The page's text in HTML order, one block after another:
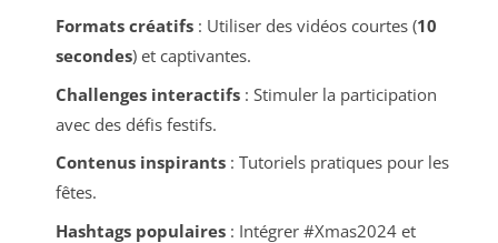
Formats créatifs: Utiliser des vidéos courtes (10
secondes) et captivantes.
Challenges interactifs: Stimuler la participation
avec des défis festifs.
Contenus inspirants: Tutoriels pratiques pour les
fêtes.
Hashtags populaires: Intégrer #Xmas2024 et